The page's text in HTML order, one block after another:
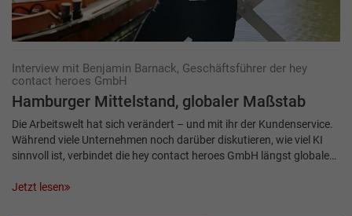
Interview mit Benjamin Barnack, Geschäftsführer der hey
contact heroes GmbH
Hamburger Mittelstand, globaler Maßstab
Die Arbeitswelt hat sich verändert – und mit ihr der Kundenservice.
Während viele Unternehmen noch darüber diskutieren, wie viel KI
sinnvoll ist, verbindet die hey contact heroes GmbH längst globale…
Jetzt lesen